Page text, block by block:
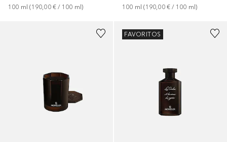
100 ml (190,00 € / 100 ml) 100 ml (190,00 € / 100 ml)
FAVORITOS